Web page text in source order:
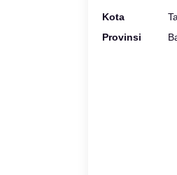
Kota
Provinsi